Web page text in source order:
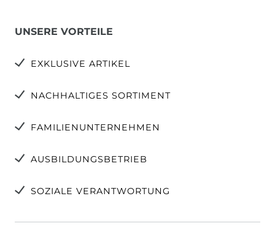
UNSERE VORTEILE
EXKLUSIVE ARTIKEL
NACHHALTIGES SORTIMENT
FAMILIENUNTERNEHMEN
AUSBILDUNGSBETRIEB
SOZIALE VERANTWORTUNG